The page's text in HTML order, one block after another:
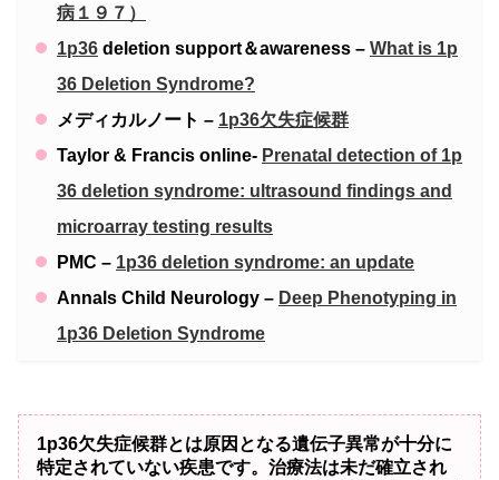
病１９７）
1p36 deletion support＆awareness – What is 1p
36 Deletion Syndrome?
メディカルノート – 1p36欠失症候群
Taylor & Francis online- Prenatal detection of 1p
36 deletion syndrome: ultrasound findings and
microarray testing results
PMC – 1p36 deletion syndrome: an update
Annals Child Neurology – Deep Phenotyping in
1p36 Deletion Syndrome
1p36欠失症候群とは原因となる遺伝子異常が十分に
特定されていない疾患です。治療法は未だ確立され